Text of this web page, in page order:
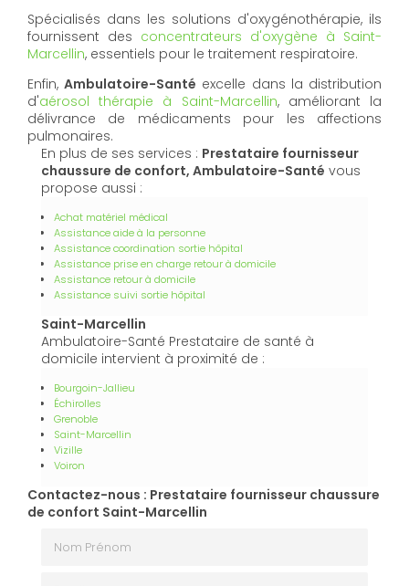
Spécialisés dans les solutions d'oxygénothérapie, ils
fournissent des concentrateurs d'oxygène à Saint-
Marcellin, essentiels pour le traitement respiratoire.
Enfin,Ambulatoire-Santé excelle dans la distribution
d'aérosol thérapie à Saint-Marcellin, améliorant la
délivrance de médicaments pour les affections
pulmonaires.
En plus de ses services : Prestataire fournisseur
chaussure de confort, Ambulatoire-Santé vous
propose aussi :
Achat matériel médical
Assistance aide à la personne
Assistance coordination sortie hôpital
Assistance prise en charge retour à domicile
Assistance retour à domicile
Assistance suivi sortie hôpital
Saint-Marcellin
Ambulatoire-Santé Prestataire de santé à
domicile intervient à proximité de :
Bourgoin-Jallieu
Échirolles
Grenoble
Saint-Marcellin
Vizille
Voiron
Contactez-nous : Prestataire fournisseur chaussure
de confort Saint-Marcellin